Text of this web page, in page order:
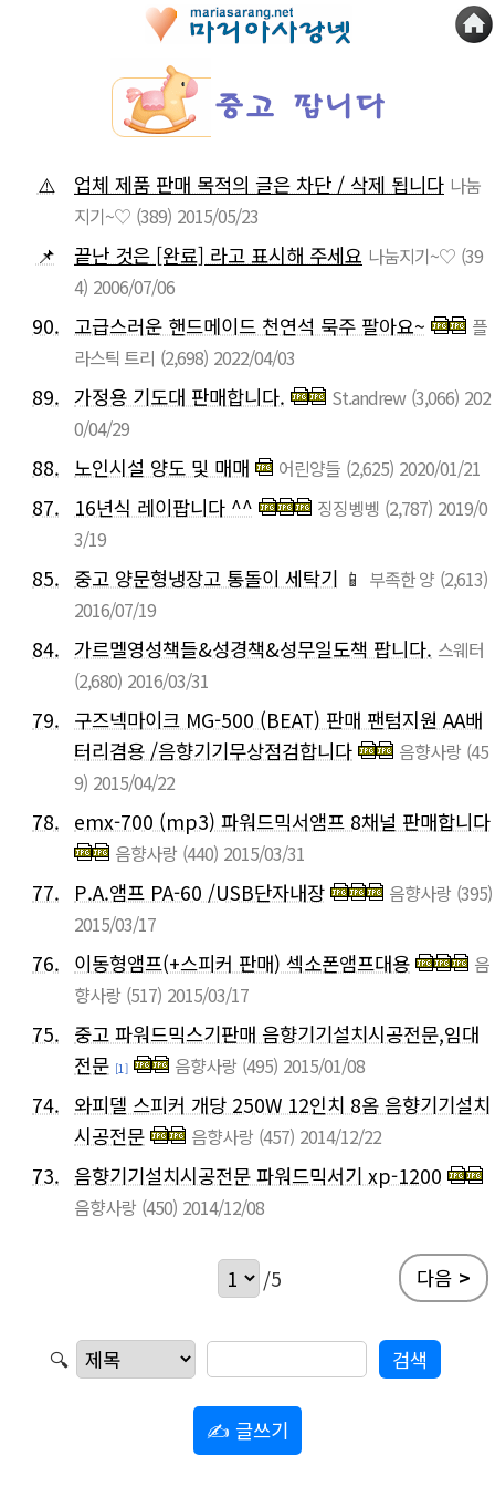
⚠️ 업체 제품 판매 목적의 글은 차단 / 삭제 됩니다 나눔
지기~♡ (389) 2015/05/23
📌 끝난 것은 [완료] 라고 표시해 주세요 나눔지기~♡ (39
4) 2006/07/06
90. 고급스러운 핸드메이드 천연석 묵주 팔아요~
플
라스틱 트리 (2,698) 2022/04/03
89. 가정용 기도대 판매합니다. St.andrew (3,066) 202
0/04/29
88. 노인시설 양도 및 매매 어린양들 (2,625) 2020/01/21
87. 16년식 레이팝니다 ^^ 징징벵벵 (2,787) 2019/0
3/19
85. 중고 양문형냉장고 통돌이 세탁기 📱 부족한 양 (2,613)
2016/07/19
84. 가르멜영성책들&성경책&성무일도책 팝니다. 스웨터
(2,680) 2016/03/31
79. 구즈넥마이크 MG-500 (BEAT) 판매 팬텀지원 AA배
터리겸용 /음향기기무상점검합니다
음향사랑 (45
9) 2015/04/22
78. emx-700 (mp3) 파워드믹서앰프 8채널 판매합니다
음향사랑 (440) 2015/03/31
77. P.A.앰프 PA-60 /USB단자내장 음향사랑 (395)
2015/03/17
76. 이동형앰프(+스피커 판매) 섹소폰앰프대용
음
향사랑 (517) 2015/03/17
75. 중고 파워드믹스기판매 음향기기설치시공전문,임대
전문 [1] 음향사랑 (495) 2015/01/08
74. 와피델 스피커 개당 250W 12인치 8옴 음향기기설치
시공전문
음향사랑 (457) 2014/12/22
73. 음향기기설치시공전문 파워드믹서기 xp-1200
음향사랑 (450) 2014/12/08
/5 다음 >
🔍
✍ 글쓰기